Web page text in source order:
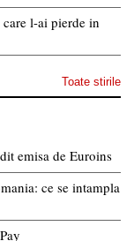
l-ai pierde in
Toate stirile
emisa de Euroins
ce se intampla